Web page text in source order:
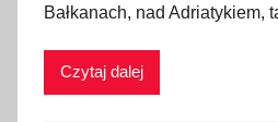
l
i
Bałkanach, nad Adriatykiem,
Czytaj dalej